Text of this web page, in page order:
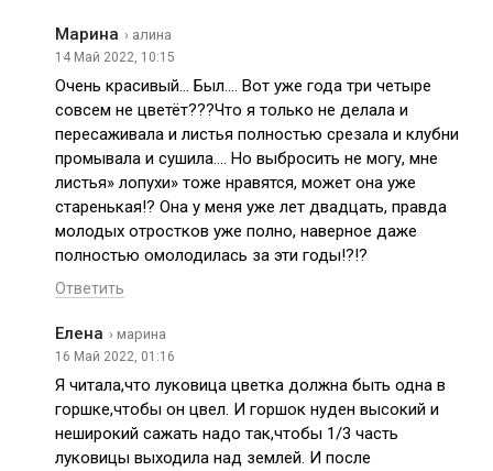
Марина › алина
14 Май 2022, 10:15
Очень красивый… Был…. Вот уже года три четыре
совсем не цветёт???Что я только не делала и
пересаживала и листья полностью срезала и клубни
промывала и сушила…. Но выбросить не могу, мне
листья» лопухи» тоже нравятся, может она уже
старенькая!? Она у меня уже лет двадцать, правда
молодых отростков уже полно, наверное даже
полностью омолодилась за эти годы!?!?
Ответить
Елена › марина
16 Май 2022, 01:16
Я читала,что луковица цветка должна быть одна в
горшке,чтобы он цвел. И горшок нуден высокий и
неширокий сажать надо так,чтобы 1/3 часть
луковицы выходила над землей. И после